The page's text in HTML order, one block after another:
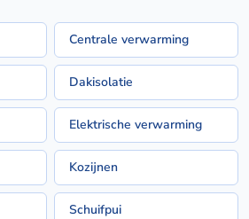
Centrale verwarming
Dakisolatie
Elektrische verwarming
Kozijnen
Schuifpui